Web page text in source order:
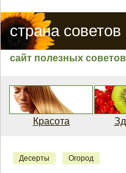
страна советов
сайт полезных советов
Красота
Десерты Огород